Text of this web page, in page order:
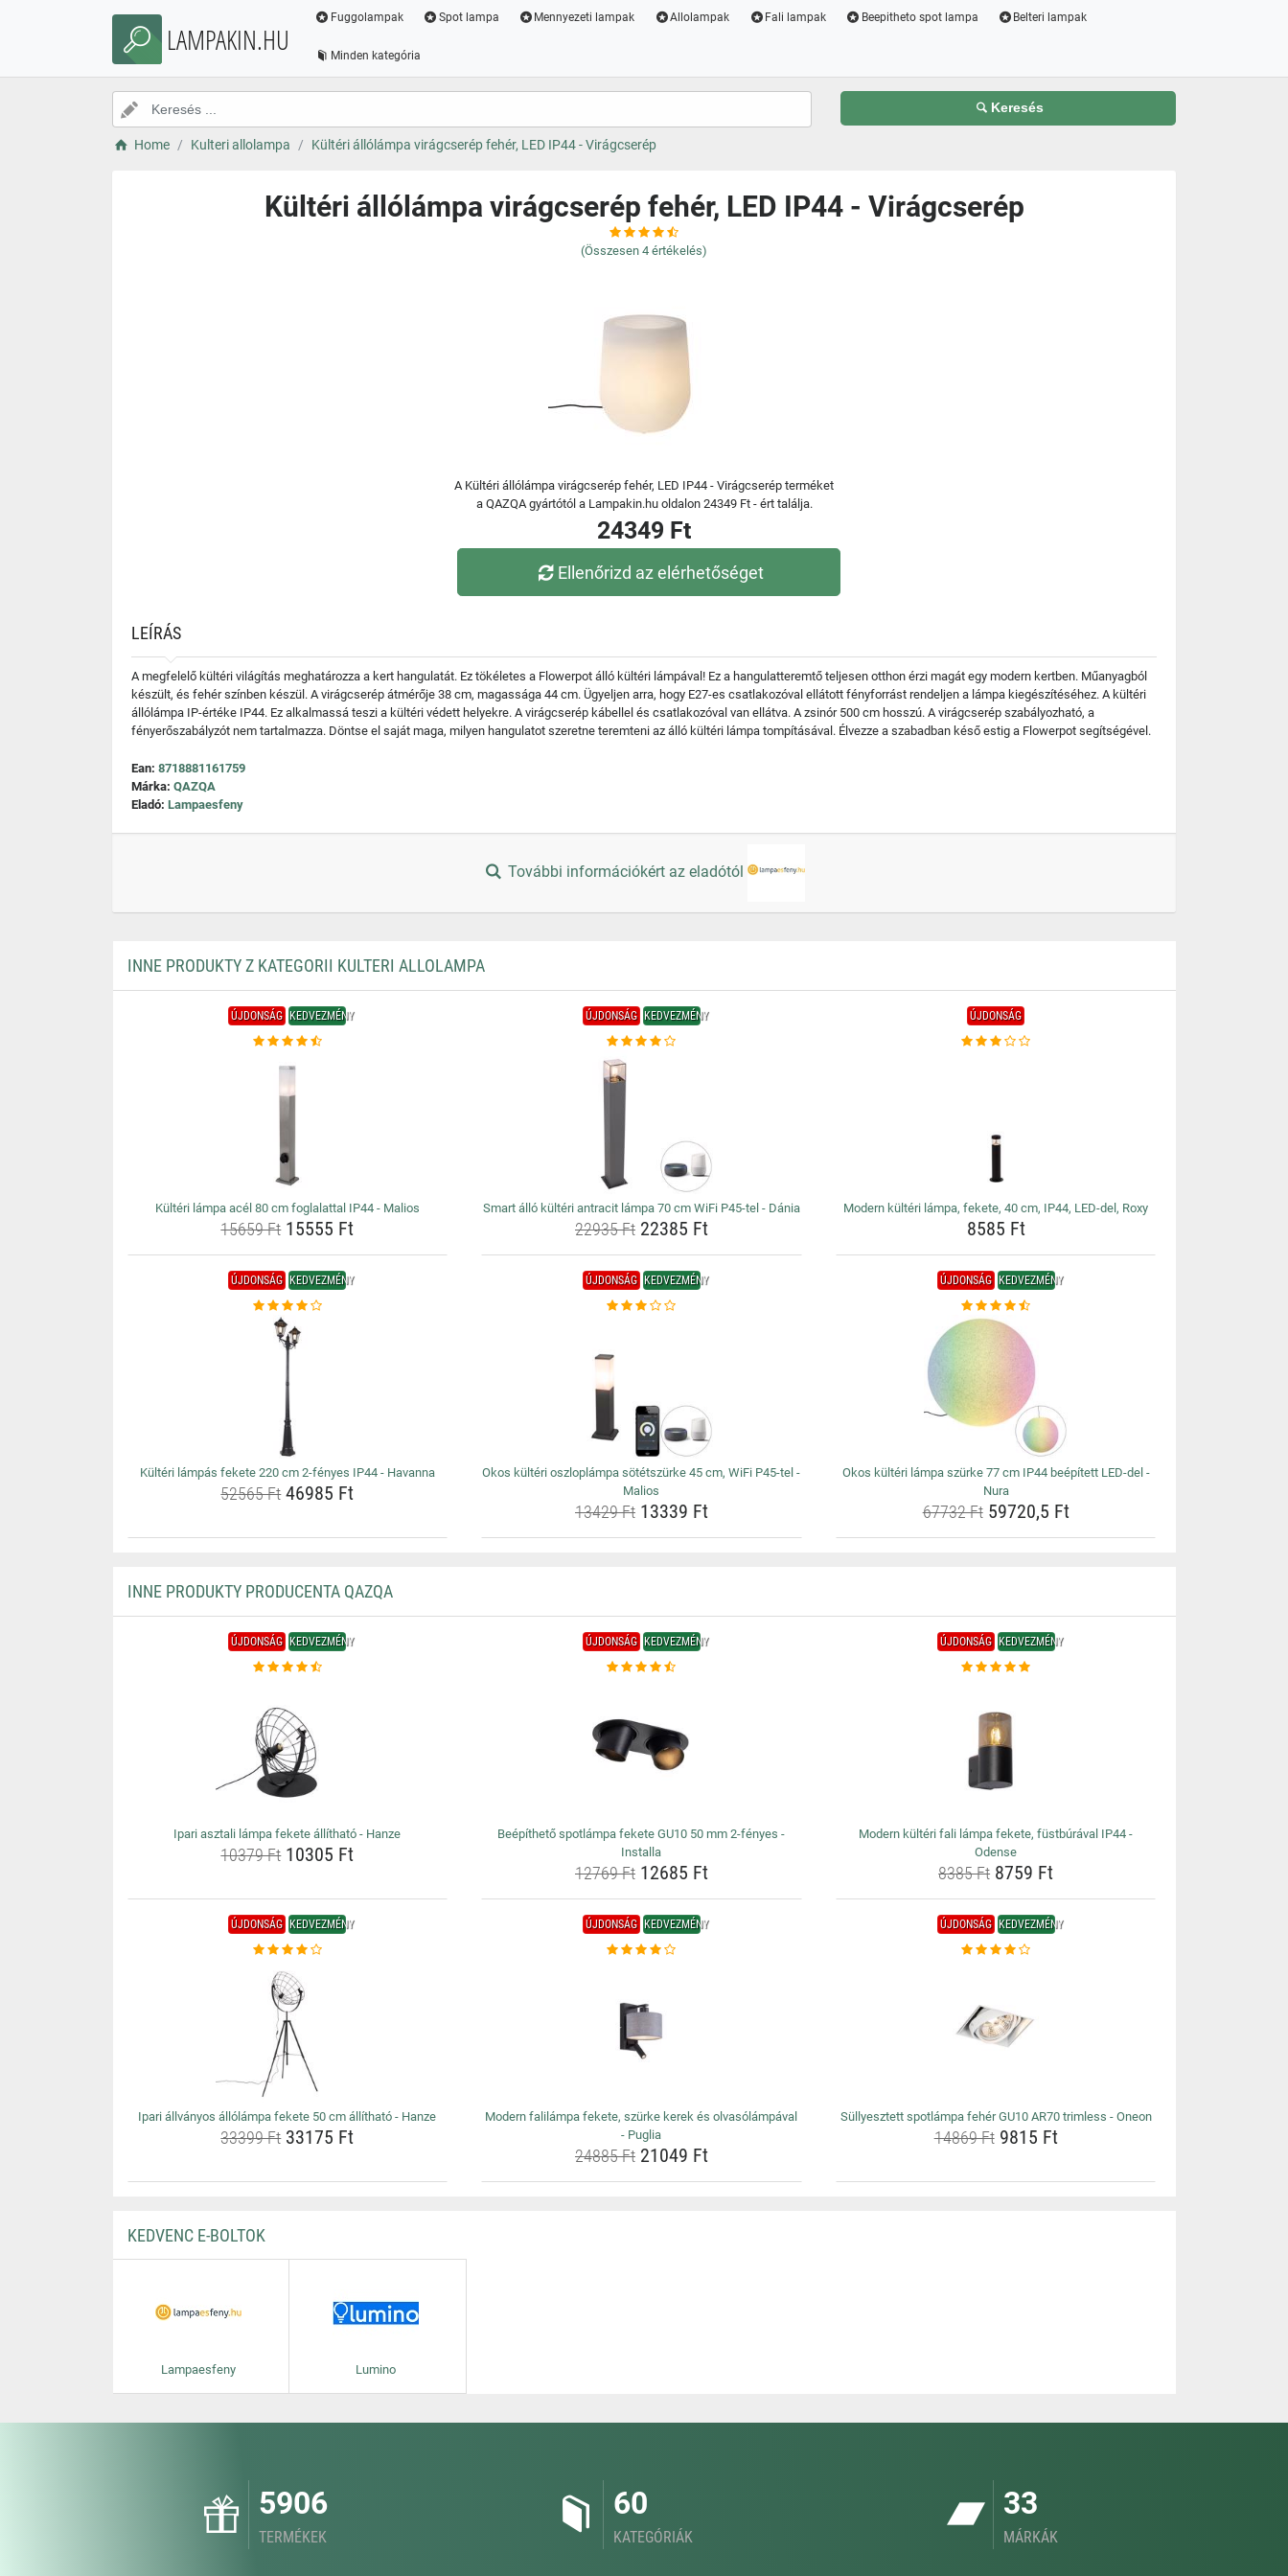
LAMPAKIN.HU
Fuggolampak Spot lampa Mennyezeti lampak Allolampak Fali lampak Beepitheto spot lampa Belteri lampak
Minden kategória
Keresés
Home Kulteri allolampa Kültéri állólámpa virágcserép fehér, LED IP44 - Virágcserép
Kültéri állólámpa virágcserép fehér, LED IP44 - Virágcserép
(Összesen 4 értékelés)
A Kültéri állólámpa virágcserép fehér, LED IP44 - Virágcserép terméket
a QAZQA gyártótól a Lampakin.hu oldalon 24349 Ft - ért találja.
24349 Ft
Ellenőrizd az elérhetőséget
LEÍRÁS
A megfelelő kültéri világítás meghatározza a kert hangulatát. Ez tökéletes a Flowerpot álló kültéri lámpával! Ez a hangulatteremtő teljesen otthon érzi magát egy modern kertben. Műanyagból
készült, és fehér színben készül. A virágcserép átmérője 38 cm, magassága 44 cm. Ügyeljen arra, hogy E27-es csatlakozóval ellátott fényforrást rendeljen a lámpa kiegészítéséhez. A kültéri
állólámpa IP-értéke IP44. Ez alkalmassá teszi a kültéri védett helyekre. A virágcserép kábellel és csatlakozóval van ellátva. A zsinór 500 cm hosszú. A virágcserép szabályozható, a
fényerőszabályzót nem tartalmazza. Döntse el saját maga, milyen hangulatot szeretne teremteni az álló kültéri lámpa tompításával. Élvezze a szabadban késő estig a Flowerpot segítségével.
Ean: 8718881161759
Márka: QAZQA
Eladó: Lampaesfeny
További információkért az eladótól
INNE PRODUKTY Z KATEGORII KULTERI ALLOLAMPA
ÚJDONSÁG KEDVEZMÉNY
Kültéri lámpa acél 80 cm foglalattal IP44 - Malios
15659 Ft15555 Ft
ÚJDONSÁG KEDVEZMÉNY
Smart álló kültéri antracit lámpa 70 cm WiFi P45-tel - Dánia
22935 Ft22385 Ft
ÚJDONSÁG
Modern kültéri lámpa, fekete, 40 cm, IP44, LED-del, Roxy
8585 Ft
ÚJDONSÁG KEDVEZMÉNY
Kültéri lámpás fekete 220 cm 2-fényes IP44 - Havanna
52565 Ft46985 Ft
ÚJDONSÁG KEDVEZMÉNY
Okos kültéri oszloplámpa sötétszürke 45 cm, WiFi P45-tel -
Malios
13429 Ft13339 Ft
ÚJDONSÁG KEDVEZMÉNY
Okos kültéri lámpa szürke 77 cm IP44 beépített LED-del -
Nura
67732 Ft59720,5 Ft
INNE PRODUKTY PRODUCENTA QAZQA
ÚJDONSÁG KEDVEZMÉNY
Ipari asztali lámpa fekete állítható - Hanze
10379 Ft10305 Ft
ÚJDONSÁG KEDVEZMÉNY
Beépíthető spotlámpa fekete GU10 50 mm 2-fényes -
Installa
12769 Ft12685 Ft
ÚJDONSÁG KEDVEZMÉNY
Modern kültéri fali lámpa fekete, füstbúrával IP44 -
Odense
8385 Ft 8759 Ft
ÚJDONSÁG KEDVEZMÉNY
Ipari állványos állólámpa fekete 50 cm állítható - Hanze
33399 Ft33175 Ft
ÚJDONSÁG KEDVEZMÉNY
Modern falilámpa fekete, szürke kerek és olvasólámpával
- Puglia
24885 Ft21049 Ft
ÚJDONSÁG KEDVEZMÉNY
Süllyesztett spotlámpa fehér GU10 AR70 trimless - Oneon
14869 Ft9815 Ft
KEDVENC E-BOLTOK
Lampaesfeny Lumino
5906
TERMÉKEK
60
KATEGÓRIÁK
33
MÁRKÁK